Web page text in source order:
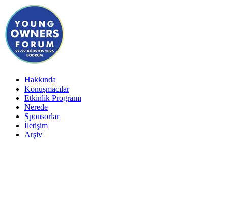
Hakkında
Konuşmacılar
Etkinlik Programı
Nerede
Sponsorlar
İletişim
Arşiv